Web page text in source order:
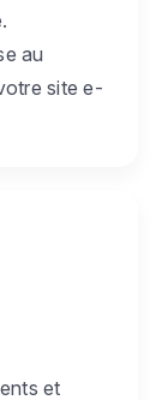
au
site e-
et